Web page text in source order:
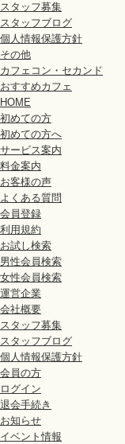
第6条（利用者の義務
会員は、お見合いを申し
ように、自身の予定を合わ
会員は、お相手からのお
会員は、お見合いが成立
会員は、お見合い初回時
ます。
会員は、お見合い当日に
会員は、本サービスを利
会員及び利用者は、キャ
会員及び利用者は、本規
の責任と費用において当
第7条（登録内容の変更）
会員は、登録内容に変更
前項の届出をしなかった
会員は、弊社WEBサイト
す。
第8条（会員ID及びパスワ
会員は、弊社より付与さ
します。
会員は、会員ID及びパス
会員は、会員ID及びパス
ての損害について一切の責
会員は、会員IDに対応す
旨を連絡するとともに、
スタッフ募集
スタッフブログ
個人情報保護方針
その他
カフェコン・セカンド
おすすめカフェ
HOME
初めての方
初めての方へ
サービス案内
料金案内
お客様の声
よくある質問
会員登録
利用規約
お試し検索
男性会員検索
女性会員検索
運営企業
会社概要
スタッフ募集
スタッフブログ
個人情報保護方針
会員の方
ログイン
退会手続き
お知らせ
イベント情報